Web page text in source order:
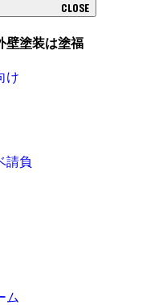
CLOSE
壁塗装は塗福
け
請負
ム